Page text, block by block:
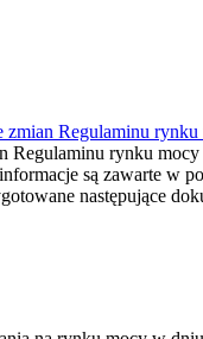
Regulaminu
rynku
są zawarte
następujące